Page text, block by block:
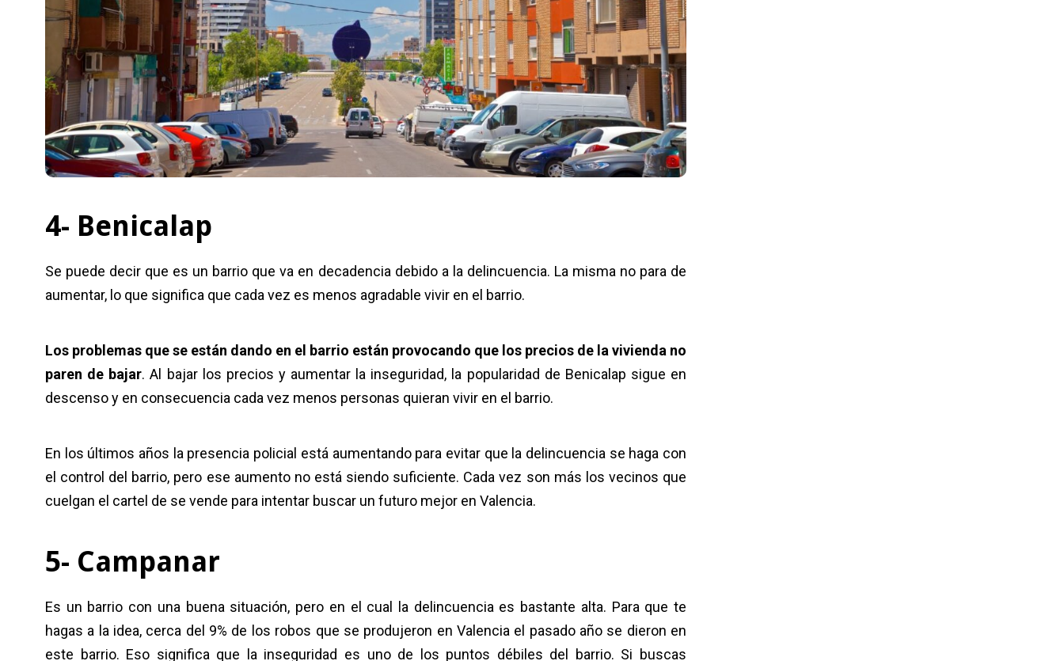
4- Benicalap
Se puede decir que es un barrio que va en decadencia debido a la delincuencia. La misma no para de
aumentar, lo que significa que cada vez es menos agradable vivir en el barrio.
Los problemas que se están dando en el barrio están provocando que los precios de la vivienda no
paren de bajar. Al bajar los precios y aumentar la inseguridad, la popularidad de Benicalap sigue en
descenso y en consecuencia cada vez menos personas quieran vivir en el barrio.
En los últimos años la presencia policial está aumentando para evitar que la delincuencia se haga con
el control del barrio, pero ese aumento no está siendo suficiente. Cada vez son más los vecinos que
cuelgan el cartel de se vende para intentar buscar un futuro mejor en Valencia.
5- Campanar
Es un barrio con una buena situación, pero en el cual la delincuencia es bastante alta. Para que te
hagas a la idea, cerca del 9% de los robos que se produjeron en Valencia el pasado año se dieron en
este barrio. Eso significa que la inseguridad es uno de los puntos débiles del barrio. Si buscas